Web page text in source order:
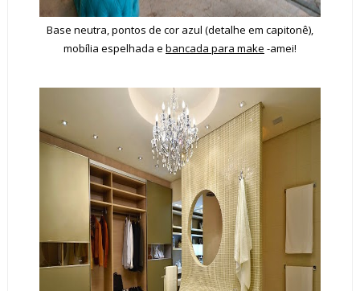
Base neutra, pontos de cor azul (detalhe em capitonê),
mobília espelhada e bancada para make -amei!